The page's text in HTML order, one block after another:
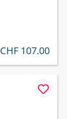
regulärer preis:
CHF 107.00